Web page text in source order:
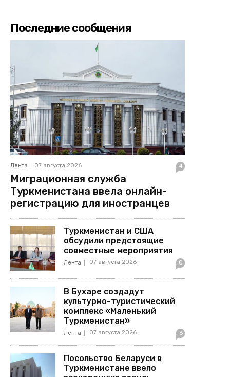
Последние сообщения
Лента 07 августа 2026 4
Миграционная служба
Туркменистана ввела онлайн-
регистрацию для иностранцев
Туркменистан и США
обсудили предстоящие
совместные мероприятия
Лента 07 августа 2026 0
В Бухаре создадут
культурно-туристический
комплекс «Маленький
Туркменистан»
Лента 07 августа 2026 6
Посольство Беларуси в
Туркменистане ввело